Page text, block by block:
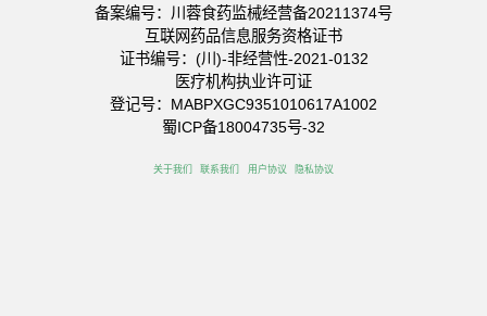
备案编号：川蓉食药监械经营备20211374号
互联网药品信息服务资格证书
证书编号：(川)-非经营性-2021-0132
医疗机构执业许可证
登记号：MABPXGC9351010617A1002
蜀ICP备18004735号-32
关于我们 联系我们 用户协议 隐私协议